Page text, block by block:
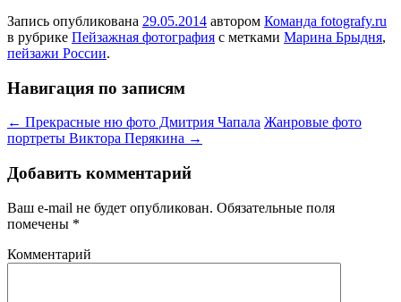
Запись опубликована 29.05.2014 автором Команда fotografy.ru
в рубрике Пейзажная фотография с метками Марина Брыдня,
пейзажи России.
Навигация по записям
← Прекрасные ню фото Дмитрия Чапала Жанровые фото
портреты Виктора Перякина →
Добавить комментарий
Ваш e-mail не будет опубликован. Обязательные поля
помечены *
Комментарий